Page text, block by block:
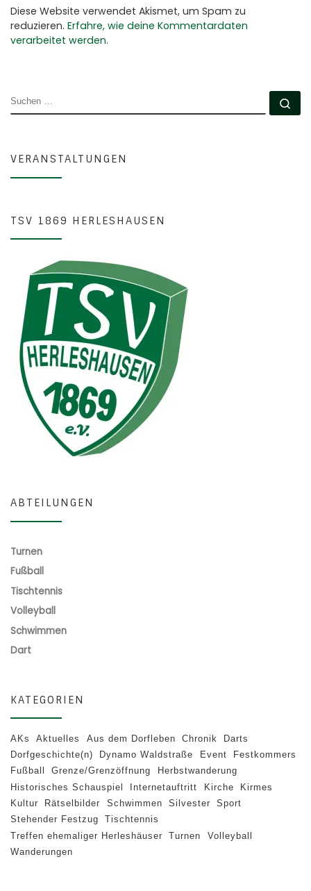
Diese Website verwendet Akismet, um Spam zu
reduzieren. Erfahre, wie deine Kommentardaten
verarbeitet werden.
SUCHE
VERANSTALTUNGEN
TSV 1869 HERLESHAUSEN
ABTEILUNGEN
Turnen
Fußball
Tischtennis
Volleyball
Schwimmen
Dart
KATEGORIEN
AKs Aktuelles Aus dem Dorfleben Chronik
Darts
Dorfgeschichte(n)
Dynamo Waldstraße Event
Festkommers
Fußball
Grenze/Grenzöffnung
Herbstwanderung
Historisches Schauspiel
Internetauftritt Kirche
Kirmes
Kultur
Rätselbilder Schwimmen Silvester
Sport
Stehender Festzug
Tischtennis
Treffen ehemaliger Herleshäuser
Turnen
Volleyball
Wanderungen